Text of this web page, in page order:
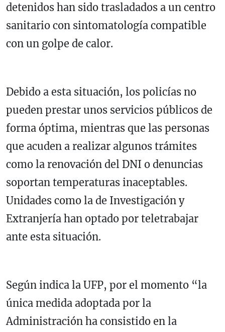
detenidos han sido trasladados a un centro
sanitario con sintomatología compatible
con un golpe de calor.
Debido a esta situación, los policías no
pueden prestar unos servicios públicos de
forma óptima, mientras que las personas
que acuden a realizar algunos trámites
como la renovación del DNI o denuncias
soportan temperaturas inaceptables.
Unidades como la de Investigación y
Extranjería han optado por teletrabajar
ante esta situación.
Según indica la UFP, por el momento “la
única medida adoptada por la
Administración ha consistido en la